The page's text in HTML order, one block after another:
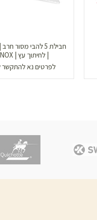
| לחיתוך עץ | LENOX
לפרטים נא להתקשר